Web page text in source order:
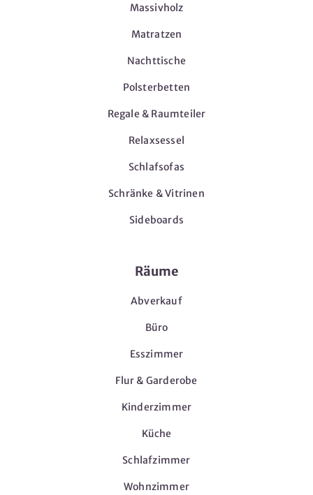
Massivholz
Matratzen
Nachttische
Polsterbetten
Regale & Raumteiler
Relaxsessel
Schlafsofas
Schränke & Vitrinen
Sideboards
Räume
Abverkauf
Büro
Esszimmer
Flur & Garderobe
Kinderzimmer
Küche
Schlafzimmer
Wohnzimmer